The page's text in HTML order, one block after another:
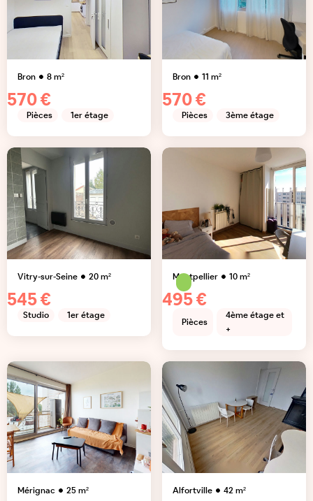
Bron 8m²
570 €
Pièces 1er étage
Bron 11 m²
570 €
Pièces 3ème étage
Vitry-sur-Seine 20m²
545 €
Studio 1er étage
Montpellier 10m²
495 €
Pièces
4ème étage et
+
Mérignac 25m² Alfortville 42m²